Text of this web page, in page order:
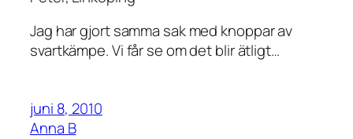
Jag har gjort samma sak med knoppar av
svartkämpe. Vi får se om det blir ätligt…
juni 8, 2010
Anna B